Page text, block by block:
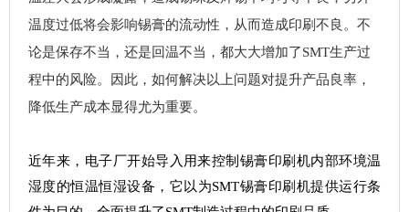
温度过低将会影响锡膏的流动性，从而造成印刷不良。不
论是保存不当，还是回温不当，都大大增加了SMT生产过
程中的风险。因此，如何解决以上问题对提升产品良率，
降低生产成本显得尤为重要。
近年来，电子厂开始导入用来控制锡膏印刷机内部环境温
湿度的恒温恒湿设备，它以为SMT锡膏印刷机提供运行条